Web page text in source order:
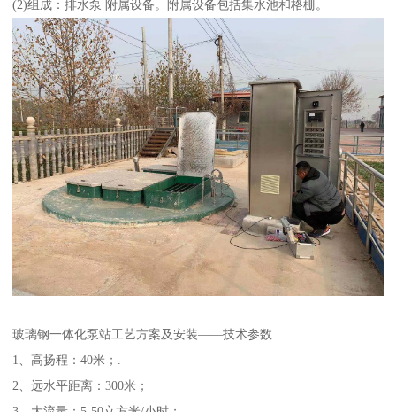
(2)组成：排水泵 附属设备。附属设备包括集水池和格栅。
玻璃钢一体化泵站工艺方案及安装——技术参数
1、高扬程：40米；.
2、远水平距离：300米；